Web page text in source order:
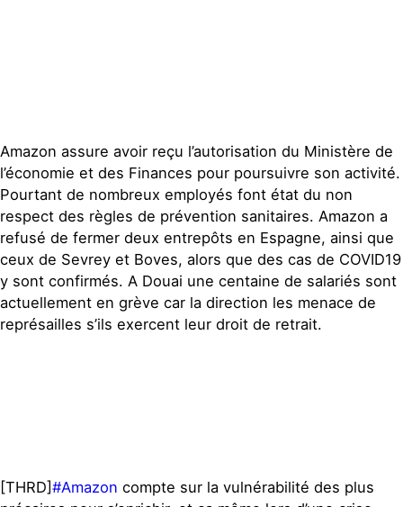
Amazon assure avoir reçu l’autorisation du Ministère de
l’économie et des Finances pour poursuivre son activité.
Pourtant de nombreux employés font état du non
respect des règles de prévention sanitaires. Amazon a
refusé de fermer deux entrepôts en Espagne, ainsi que
ceux de Sevrey et Boves, alors que des cas de COVID19
y sont confirmés. A Douai une centaine de salariés sont
actuellement en grève car la direction les menace de
représailles s’ils exercent leur droit de retrait.
[THRD]#Amazon compte sur la vulnérabilité des plus